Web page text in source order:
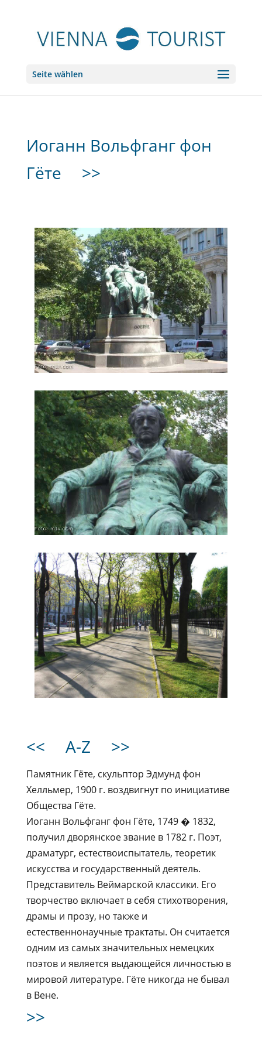
Seite wählen
Иоганн Вольфганг фон
Гёте
>>
<< A-Z >>
Памятник Гёте, скульптор Эдмунд фон
Хелльмер, 1900 г. воздвигнут по инициативе
Общества Гёте.
Иоганн Вольфганг фон Гёте, 1749 � 1832,
получил дворянское звание в 1782 г. Поэт,
драматург, естествоиспытатель, теоретик
искусства и государственный деятель.
Представитель Веймарской классики. Его
творчество включает в себя стихотворения,
драмы и прозу, но также и
естественнонаучные трактаты. Он считается
одним из самых значительных немецких
поэтов и является выдающейся личностью в
мировой литературе. Гёте никогда не бывал
в Вене.
>>